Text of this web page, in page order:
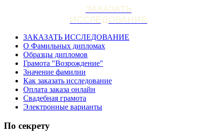
ЗАКАЗАТЬ
ИССЛЕДОВАНИЕ
ЗАКАЗАТЬ ИССЛЕДОВАНИЕ
О Фамильных дипломах
Образцы дипломов
Грамота "Возрождение"
Значение фамилии
Как заказать исследование
Оплата заказа онлайн
Свадебная грамота
Электронные варианты
По секрету